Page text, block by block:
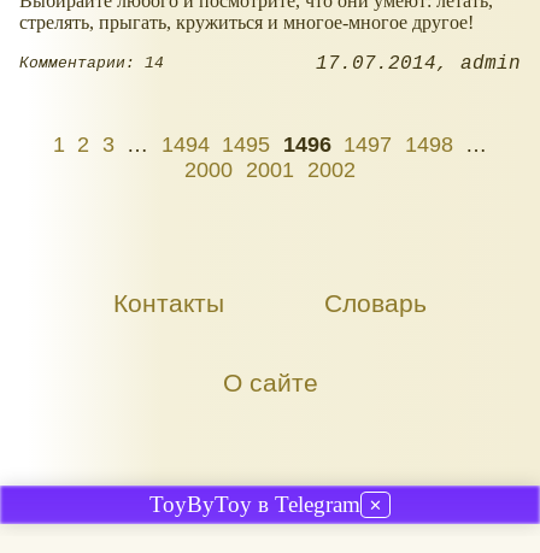
стрелять, прыгать, кружиться и многое-многое другое!
Комментарии: 14 17.07.2014 admin
1 2 3 … 1494 1495 1496 1497 1498
…
2000 2001 2002
Контакты Словарь
О сайте
ToyByToy в Telegram ✕